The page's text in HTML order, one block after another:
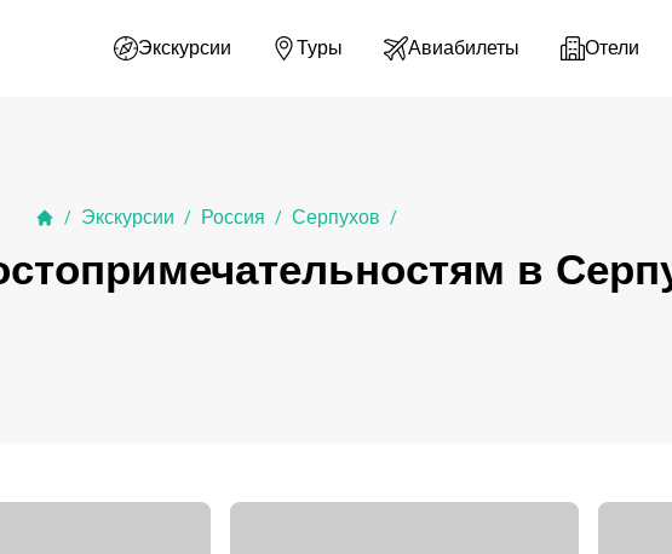
Экскурсии Туры Авиабилеты Отели
/ Экскурсии / Россия / Серпухов /
в